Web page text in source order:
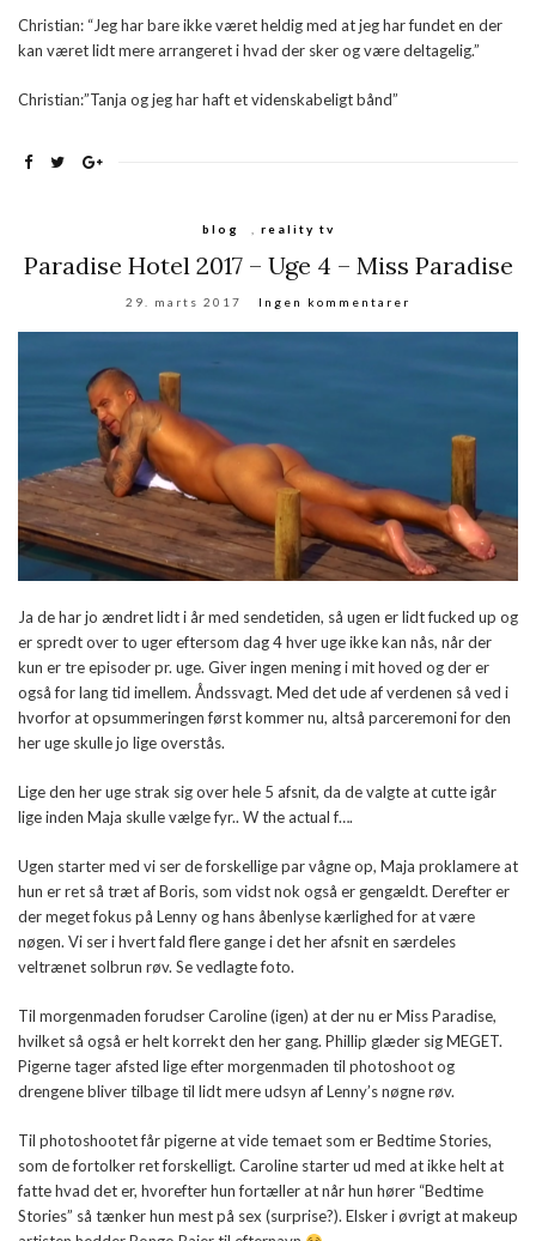
Christian: “Jeg har bare ikke været heldig med at jeg har fundet en der
kan været lidt mere arrangeret i hvad der sker og være deltagelig.”
Christian:”Tanja og jeg har haft et videnskabeligt bånd”
blog , reality tv
Paradise Hotel 2017 – Uge 4 – Miss Paradise
29. marts 2017 Ingen kommentarer
Ja de har jo ændret lidt i år med sendetiden, så ugen er lidt fucked up og
er spredt over to uger eftersom dag 4 hver uge ikke kan nås, når der
kun er tre episoder pr. uge. Giver ingen mening i mit hoved og der er
også for lang tid imellem. Åndssvagt. Med det ude af verdenen så ved i
hvorfor at opsummeringen først kommer nu, altså parceremoni for den
her uge skulle jo lige overstås.
Lige den her uge strak sig over hele 5 afsnit, da de valgte at cutte igår
lige inden Maja skulle vælge fyr.. W the actual f….
Ugen starter med vi ser de forskellige par vågne op, Maja proklamere at
hun er ret så træt af Boris, som vidst nok også er gengældt. Derefter er
der meget fokus på Lenny og hans åbenlyse kærlighed for at være
nøgen. Vi ser i hvert fald flere gange i det her afsnit en særdeles
veltrænet solbrun røv. Se vedlagte foto.
Til morgenmaden forudser Caroline (igen) at der nu er Miss Paradise,
hvilket så også er helt korrekt den her gang. Phillip glæder sig MEGET.
Pigerne tager afsted lige efter morgenmaden til photoshoot og
drengene bliver tilbage til lidt mere udsyn af Lenny’s nøgne røv.
Til photoshootet får pigerne at vide temaet som er Bedtime Stories,
som de fortolker ret forskelligt. Caroline starter ud med at ikke helt at
fatte hvad det er, hvorefter hun fortæller at når hun hører “Bedtime
Stories” så tænker hun mest på sex (surprise?). Elsker i øvrigt at makeup